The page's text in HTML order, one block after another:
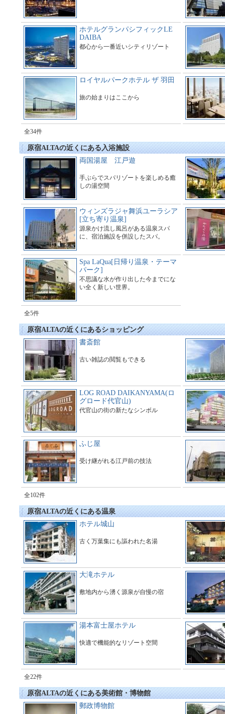
ホテルグランパシフィックLE
DAIBA
都心から一番近いシティリゾート
ロイヤルパークホテル ザ 羽田
旅の始まりはここから
全34件
原宿ALTAの近くにある入浴施設
両国湯屋 江戸遊
手ぶらでスパリゾートを楽しめる癒
しの湯空間
ウィンズラジャ舞浜ユーラシア
[立ち寄り温泉]
源泉かけ流し風呂がある温泉スパ
に、宿泊施設を併設したスパ。
Spa LaQua[日帰り温泉・テーマ
パーク]
不思議な水が作り出した今までにな
い全く新しい世界。
全5件
原宿ALTAの近くにあるショッピング
書斎館
古い雑誌の閲覧もできる
LOG ROAD DAIKANYAMA(ロ
グロード代官山)
代官山の街の新たなシンボル
ふじ屋
受け継がれる江戸前の技法
全102件
原宿ALTAの近くにある温泉
ホテル城山
古く万葉集にも謳われた名湯
大滝ホテル
敷地内から湧く源泉が自慢の宿
湯本富士屋ホテル
快適で機能的なリゾート空間
全22件
原宿ALTAの近くにある美術館・博物館
郵政博物館